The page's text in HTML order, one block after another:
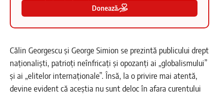
Donează
Călin Georgescu și George Simion se prezintă publicului drept
naționaliști, patrioți neînfricați și opozanți ai „globalismului”
și ai „elitelor internaționale”. Însă, la o privire mai atentă,
devine evident că aceștia nu sunt deloc în afara curentului